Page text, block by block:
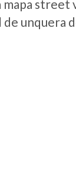
street
unquera